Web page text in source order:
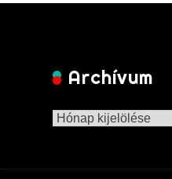
Archívum
Archívum